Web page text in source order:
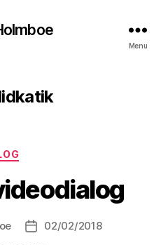
Menu
Kategorier
Indlægsdato
02/02/2018